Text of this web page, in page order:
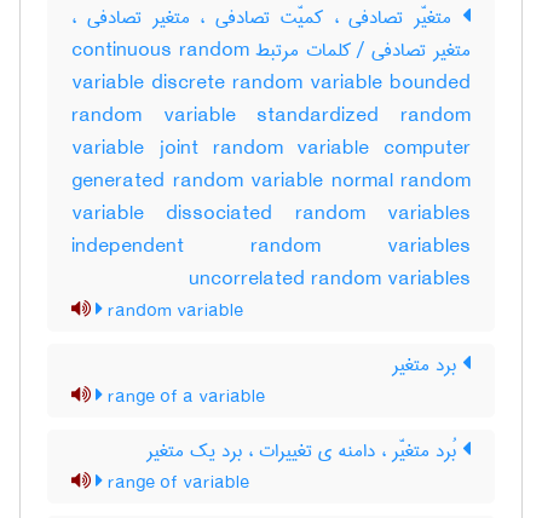
متغیّر تصادفی ، کمیّت تصادفی ، متغیر تصادفی ،
متغیر تصادفی / کلمات مرتبط continuous random
variable discrete random variable bounded
random variable standardized random
variable joint random variable computer
generated random variable normal random
variable dissociated random variables
independent random variables
uncorrelated random variables
random variable
برد متغیر
range of a variable
بُرد متغیّر ، دامنه ی تغییرات ، برد یک متغیر
range of variable